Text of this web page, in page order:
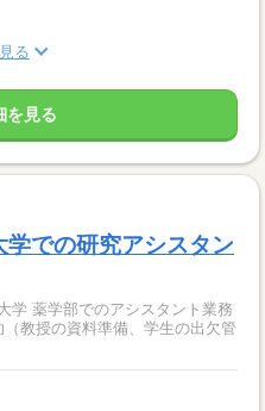
る
を見る
学での研究アシスタン
学 薬学部でのアシスタント業務
教授の資料準備、学生の出欠管